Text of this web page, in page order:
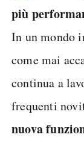
più
In un mondo
come mai
continua a
frequenti
nuova